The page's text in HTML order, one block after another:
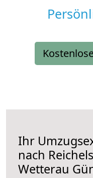
Ihr
nach
Wetterau